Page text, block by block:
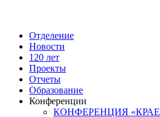
Отделение
Новости
120 лет
Проекты
Отчеты
Образование
Конференции
КОНФЕРЕНЦИЯ